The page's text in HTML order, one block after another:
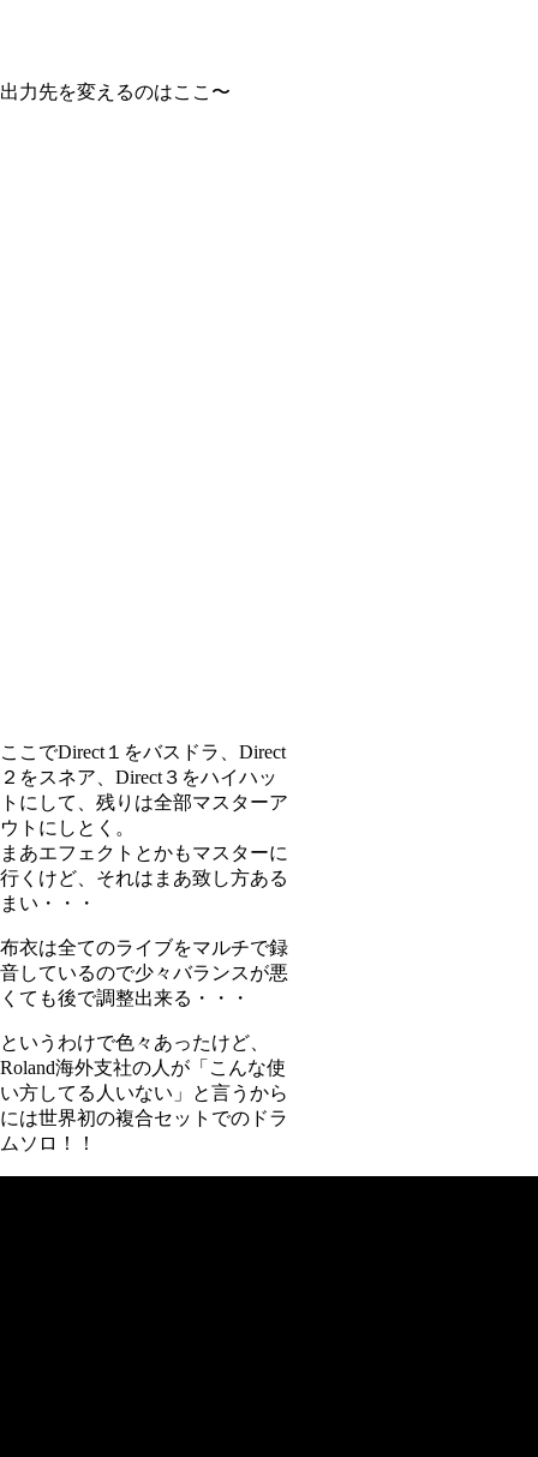
出力先を変えるのはここ〜
ここでDirect１をバスドラ、Direct
２をスネア、Direct３をハイハッ
トにして、残りは全部マスターア
ウトにしとく。
まあエフェクトとかもマスターに
行くけど、それはまあ致し方ある
まい・・・
布衣は全てのライブをマルチで録
音しているので少々バランスが悪
くても後で調整出来る・・・
というわけで色々あったけど、
Roland海外支社の人が「こんな使
い方してる人いない」と言うから
には世界初の複合セットでのドラ
ムソロ！！